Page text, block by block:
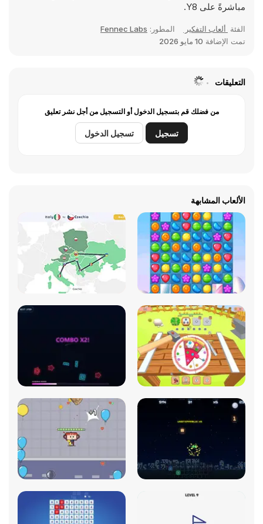
مباشرةً على Y8.
الفئة ألعاب التفكير المطور: Fennec Labs
تمت الإضافة 10 مايو 2026
التعليقات
من فضلك قم بتسجيل الدخول أو التسجيل من أجل نشر تعليق
تسجيل تسجيل الدخول
الألعاب المشابهة